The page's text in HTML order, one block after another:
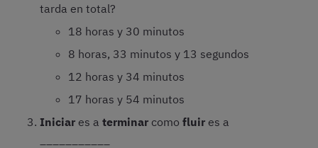
tarda en total?
18 horas y 30 minutos
8 horas, 33 minutos y 13 segundos
12 horas y 34 minutos
17 horas y 54 minutos
Iniciar es a terminar como fluir es a